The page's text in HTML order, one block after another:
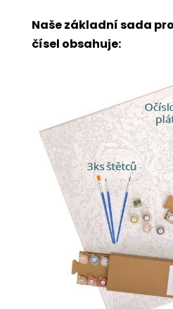
Naše základní sada
čísel obsahuje: